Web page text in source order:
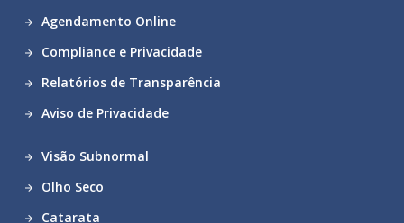
Agendamento Online
Compliance e Privacidade
Relatórios de Transparência
Aviso de Privacidade
Visão Subnormal
Olho Seco
Catarata